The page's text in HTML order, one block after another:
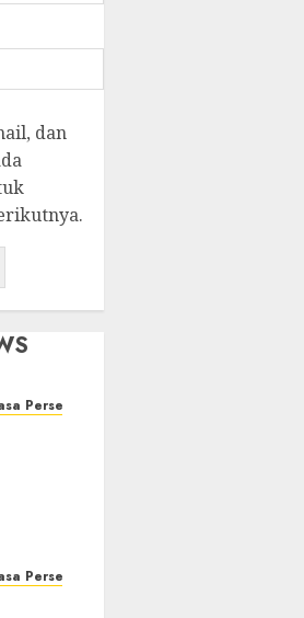
dan
Persewaan Alat Catering
Persewaan Alat Catering